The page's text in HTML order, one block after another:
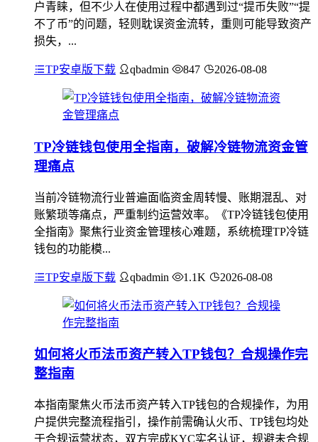
户青睐，但不少人在使用过程中都遇到过“提币失败”“提
不了币”的问题，轻则耽误资金流转，重则可能导致资产
损失，...
TP安卓版下载 qbadmin 847 2026-08-08
TP冷链钱包使用全指南，破解冷链物流资金管
理痛点
当前冷链物流行业普遍面临资金周转慢、账期混乱、对
账繁琐等痛点，严重制约运营效率。《TP冷链钱包使用
全指南》聚焦行业资金管理核心难题，系统梳理TP冷链
钱包的功能模...
TP安卓版下载 qbadmin 1.1K 2026-08-08
如何将火币法币资产转入TP钱包？合规操作完
整指南
本指南聚焦火币法币资产转入TP钱包的合规操作，为用
户提供完整流程指引，操作前需确认火币、TP钱包均处
于合规运营状态，双方完成KYC实名认证，规避未合规